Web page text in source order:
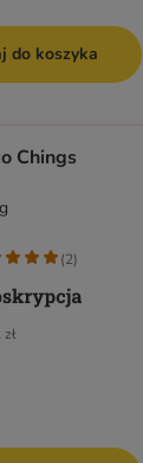
do koszyka
Chings
(2)